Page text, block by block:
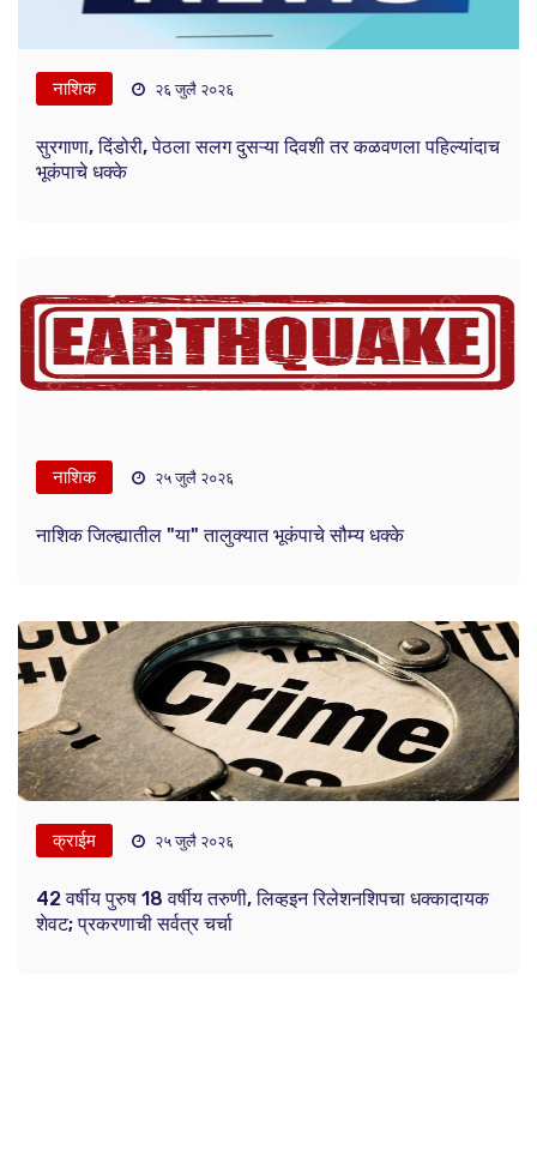
नाशिक २६ जुलै २०२६
सुरगाणा, दिंडोरी, पेठला सलग दुसऱ्या दिवशी तर कळवणला पहिल्यांदाच
भूकंपाचे धक्के
नाशिक २५ जुलै २०२६
नाशिक जिल्ह्यातील "या" तालुक्यात भूकंपाचे सौम्य धक्के
क्राईम २५ जुलै २०२६
42 वर्षीय पुरुष 18 वर्षीय तरुणी, लिव्हइन रिलेशनशिपचा धक्कादायक
शेवट; प्रकरणाची सर्वत्र चर्चा